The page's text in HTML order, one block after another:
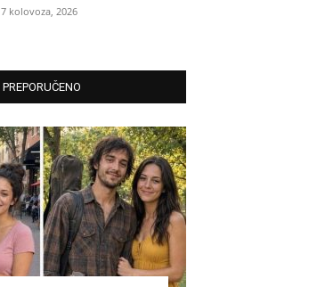
7 kolovoza, 2026
PREPORUČENO